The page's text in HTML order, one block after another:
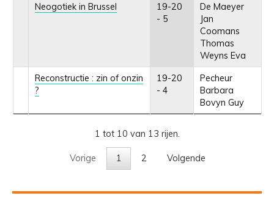
Neogotiek in Brussel
19-20
- 5
De Maeyer
Jan
Coomans
Thomas
Weyns Eva
Reconstructie : zin of onzin
?
19-20
- 4
Pecheur
Barbara
Bovyn Guy
1 tot 10 van 13 rijen.
Vorige 1 2 Volgende